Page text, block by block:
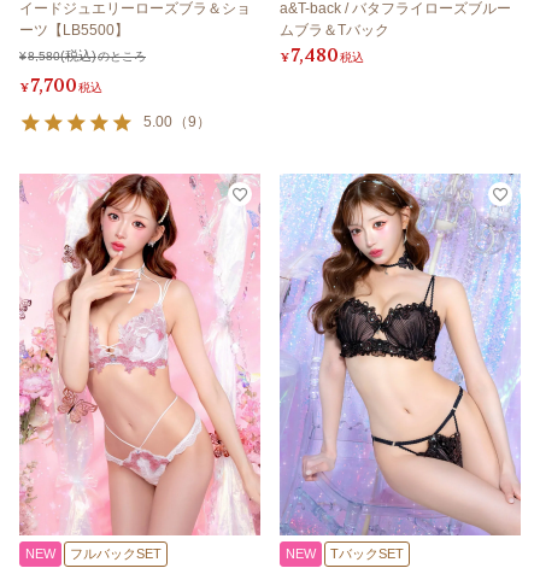
イードジュエリーローズブラ＆ショ
ーツ【LB5500】
¥8,580 のところ
¥7,700税込
5.00 （9 ）
a&T-back / バタフライローズブルー
ムブラ＆Tバック
¥7,480税込
NEW フルバックSET NEW TバックSET